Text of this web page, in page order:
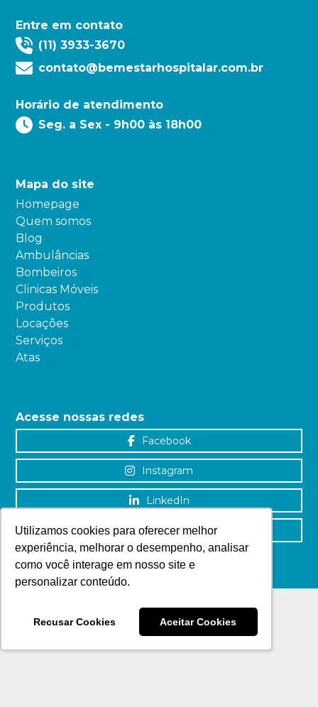
Utilizamos cookies para oferecer melhor
experiência, melhorar o desempenho, analisar
como você interage em nosso site e
personalizar conteúdo.
Recusar Cookies Aceitar Cookies
Entre em contato
(11) 3933-3670
contato@bemestarhospitalar.com.br
Horário de atendimento
Seg. a Sex - 9h00 às 18h00
Mapa do site
Homepage
Quem somos
Blog
Ambulâncias
Bombeiros
Clinicas Móveis
Produtos
Locações
Serviços
Atas
Acesse nossas redes
Facebook
Instagram
LinkedIn
YouTube